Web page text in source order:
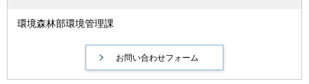
環境森林部環境管理課